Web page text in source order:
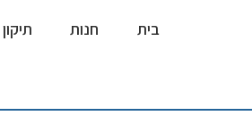
בית חנות תיקון